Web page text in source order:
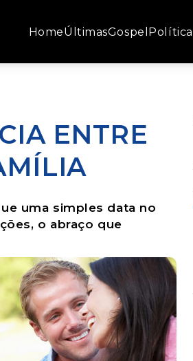
HomeÚltimasGospel Política
ENTRE
uma simples data no
o abraço que